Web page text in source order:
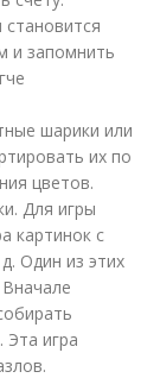
и запомнить
шарики или
их по
цветов.
Для игры
картинок с
Один из этих
Эта игра